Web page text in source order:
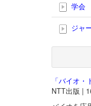
学会
ジャ
「バイオ・
NTT出版 |